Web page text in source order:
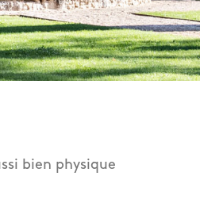
bien physique